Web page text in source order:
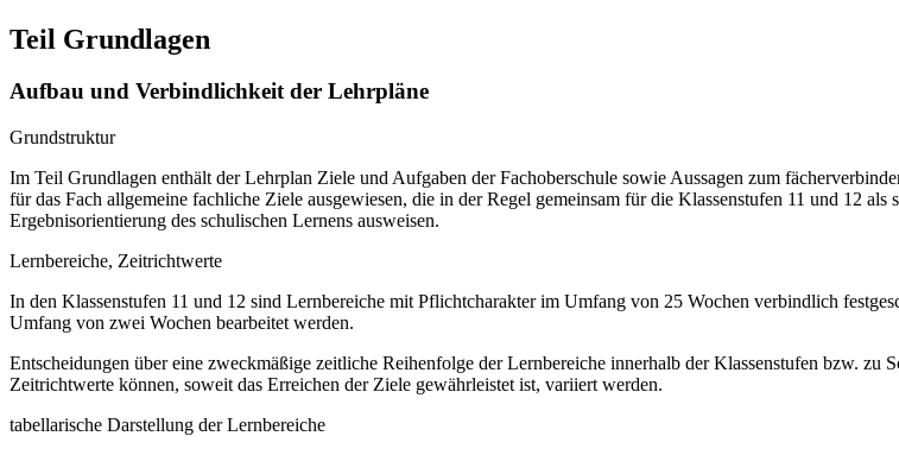
Teil Grundlagen
Aufbau und Verbindlichkeit der Lehrpläne
Grundstruktur
Im Teil Grundlagen enthält der Lehrplan Ziele und Aufgaben der Fachoberschule sowie Aussagen zum
für das Fach allgemeine fachliche Ziele ausgewiesen, die in der Regel gemeinsam für die Klassenstufen 11 und 12
Ergebnisorientierung des schulischen Lernens ausweisen.
Lernbereiche, Zeitrichtwerte
In den Klassenstufen 11 und 12 sind Lernbereiche mit Pflichtcharakter im Umfang von 25 Wochen verbindlich
Umfang von zwei Wochen bearbeitet werden.
Entscheidungen über eine zweckmäßige zeitliche Reihenfolge der Lernbereiche innerhalb der Klassenstufen bzw.
Zeitrichtwerte können, soweit das Erreichen der Ziele gewährleistet ist, variiert werden.
tabellarische Darstellung der Lernbereiche